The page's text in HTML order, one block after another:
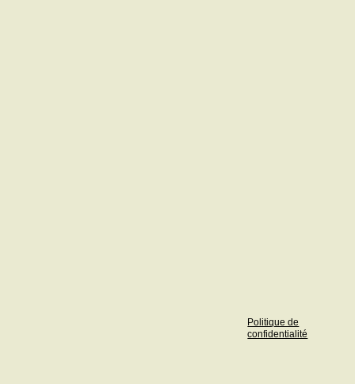
Politique de
confidentialité